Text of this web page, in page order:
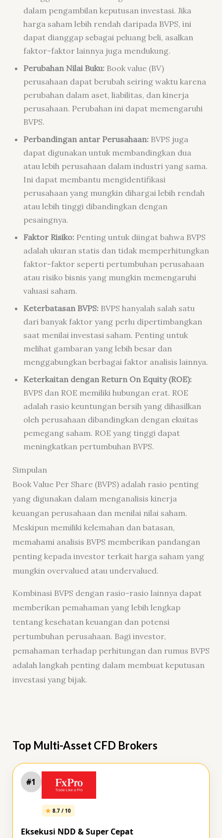
dalam pengambilan keputusan investasi. Jika
harga saham lebih rendah daripada BVPS, ini
dapat dianggap sebagai peluang beli, asalkan
faktor-faktor lainnya juga mendukung.
Perubahan Nilai Buku: Book value (BV)
perusahaan dapat berubah seiring waktu karena
perubahan dalam aset, liabilitas, dan kinerja
perusahaan. Perubahan ini dapat memengaruhi
BVPS.
Perbandingan antar Perusahaan: BVPS juga
dapat digunakan untuk membandingkan dua
atau lebih perusahaan dalam industri yang sama.
Ini dapat membantu mengidentifikasi
perusahaan yang mungkin dihargai lebih rendah
atau lebih tinggi dibandingkan dengan
pesaingnya.
Faktor Risiko: Penting untuk diingat bahwa BVPS
adalah ukuran statis dan tidak memperhitungkan
faktor-faktor seperti pertumbuhan perusahaan
atau risiko bisnis yang mungkin memengaruhi
valuasi saham.
Keterbatasan BVPS: BVPS hanyalah salah satu
dari banyak faktor yang perlu dipertimbangkan
saat menilai investasi saham. Penting untuk
melihat gambaran yang lebih besar dan
menggabungkan berbagai faktor analisis lainnya.
Keterkaitan dengan Return On Equity (ROE):
BVPS dan ROE memiliki hubungan erat. ROE
adalah rasio keuntungan bersih yang dihasilkan
oleh perusahaan dibandingkan dengan ekuitas
pemegang saham. ROE yang tinggi dapat
meningkatkan pertumbuhan BVPS.
Simpulan
Book Value Per Share (BVPS) adalah rasio penting
yang digunakan dalam menganalisis kinerja
keuangan perusahaan dan menilai nilai saham.
Meskipun memiliki kelemahan dan batasan,
memahami analisis BVPS memberikan pandangan
penting kepada investor terkait harga saham yang
mungkin overvalued atau undervalued.
Kombinasi BVPS dengan rasio-rasio lainnya dapat
memberikan pemahaman yang lebih lengkap
tentang kesehatan keuangan dan potensi
pertumbuhan perusahaan. Bagi investor,
pemahaman terhadap perhitungan dan rumus BVPS
adalah langkah penting dalam membuat keputusan
investasi yang bijak.
Top Multi-Asset CFD Brokers
#1
8.7 / 10
Eksekusi NDD & Super Cepat